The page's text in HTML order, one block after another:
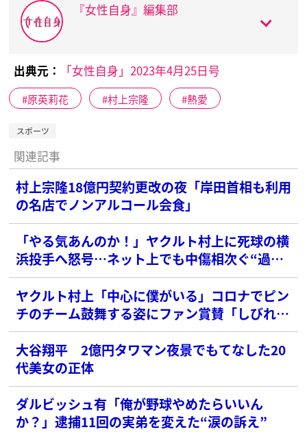
『女性自身』編集部
出典元： 「女性自身」2023年4月25日号
原英莉花 村上宗隆 熱愛
スポーツ
関連記事
村上宗隆18億円契約更改の夜「岸田首相も利用
の名店でノンアルコール会食」
「やる気あんのか！」ヤクルト村上に死球の横
浜投手へ怒号…ネット上でも中傷相次ぐ“過剰
な擁護”
ヤクルト村上「中心に僕がいる」コロナでピン
チのチーム鼓舞する姿にファン賞賛「しびれ
る」「漢」
大谷翔平 2億円タワマン夜景でもてなした20
代美女の正体
ダルビッシュ有「俺が野球やめたらいいん
か？」逮捕11回の実弟を変えた“涙の訴え”